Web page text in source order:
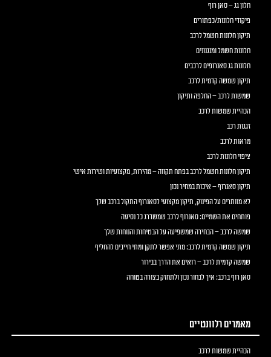
חלון גג – סאן רוף
פיקודי חלונות/כפתורים
תיקון חלונות חשמל לרכב
חלונות חשמל ומנגנונים
חלונות גג סאנרופים לרכבים
תיקון שמשה קדמית לרכב
שמשות לרכב – החלפה ותיקון
הכהיית שמשות לרכב
זגגות רכב
מראות לרכב
ציפוי חלונות לרכב
תיקון חלונות חשמל לרכב בפתח תקווה – מהירות, מקצועיות ושירות אישי
תיקון סאנרוף – איכות במחיר נכון
לא מוותרים על הפינוק, תיקון מקצועי לסאנרוף התקול ברכב שלך
פותחים את השמיים: סאנרוף לרכב שמשדרג כל נסיעה
שמשה לרכב – הבחירה שמשפיעה על הבטיחות והנוחות שלך
תיקון שמשה קדמית לרכב: מתי אפשר לתקן ומתי חייבים להחליף
שמשה קדמית לרכב – רואים את הדרך בבירור
סאן רוף ברכב: איך לבחור נכון ולתחזק בצורה בטוחה
מאמרים רלוונטיים
הכהיית שמשות לרכב